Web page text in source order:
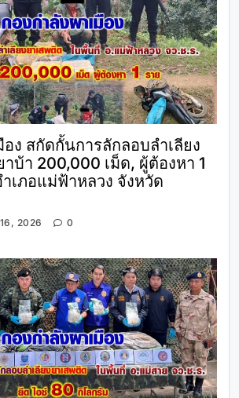
อง สกัดกั้นการลักลอบลำเลียง
บ้า 200,000 เม็ด, ผู้ต้องหา 1
เภอแม่ฟ้าหลวง จังหวัด
2026 0